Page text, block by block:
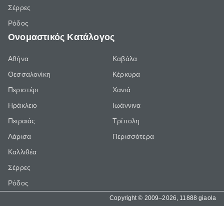
Σέρρες
Ρόδος
Ονομαστικός Κατάλογος
Αθήνα
Θεσσαλονίκη
Περιστέρι
Ηράκλειο
Πειραιάς
Λάρισα
Καλλιθέα
Σέρρες
Ρόδος
Καβάλα
Κέρκυρα
Χανιά
Ιωάννινα
Τρίπολη
Περισσότερα
Copyright © 2009–2026, 11888 giaola